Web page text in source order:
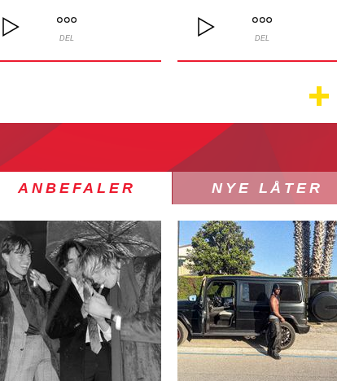
DEL DEL
ANBEFALER NYE LÅTER